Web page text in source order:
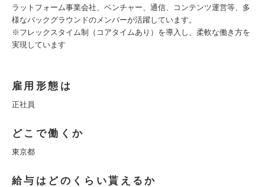
ラットフォーム事業会社、ベンチャー、通信、コンテンツ運営等、多
様なバックグラウンドのメンバーが活躍しています。
※フレックスタイム制（コアタイムあり）を導入し、柔軟な働き方を
実現しています
雇用形態は
正社員
どこで働くか
東京都
給与はどのくらい貰えるか